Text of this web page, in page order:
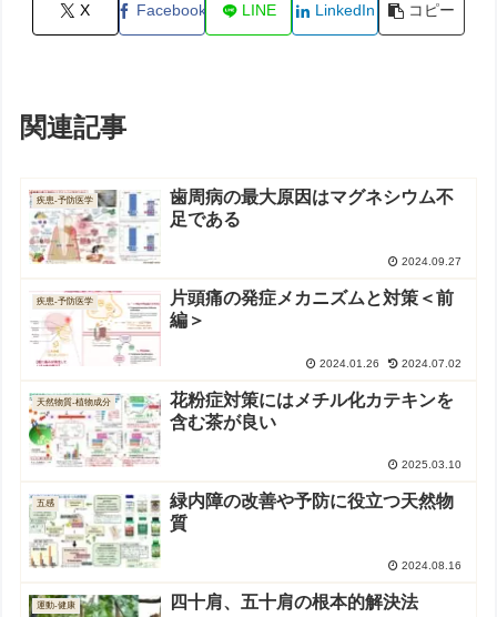
X Facebook LINE LinkedIn コピー
関連記事
疾患-予防医学
歯周病の最大原因はマグネシウム不
足である
2024.09.27
疾患-予防医学
片頭痛の発症メカニズムと対策＜前
編＞
2024.01.26 2024.07.02
天然物質-植物成分
花粉症対策にはメチル化カテキンを
含む茶が良い
2025.03.10
五感
緑内障の改善や予防に役立つ天然物
質
2024.08.16
運動-健康 四十肩、五十肩の根本的解決法